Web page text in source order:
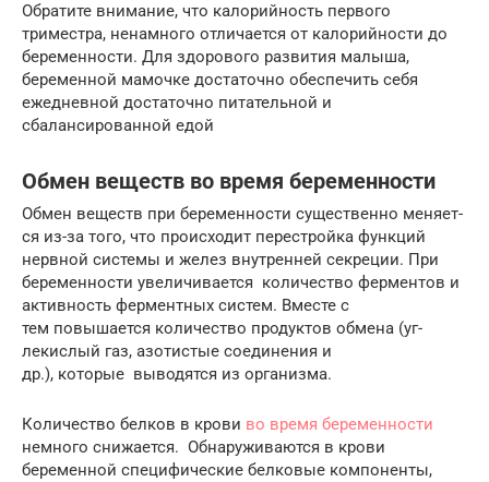
Обратите внимание, что калорийность первого
триместра, ненамного отличается от калорийности до
беременности. Для здорового развития малыша,
беременной мамочке достаточно обеспечить себя
ежедневной достаточно питательной и
сбалансированной едой
Обмен веществ во время беременности
Обмен веществ при беременности существенно меняет­
ся из-за того, что происходит перестройка функций
нервной системы и желез внутренней секреции. При
беременности увеличивается количество ферментов и
ак­тивность ферментных систем. Вместе с
тем повышается количество продуктов обмена (уг­
лекислый газ, азотистые соединения и
др.), которые выводятся из организма.
Количество белков в крови во время беременности
немного снижается. Обнаруживаются в крови
беременной специфические белковые компоненты,